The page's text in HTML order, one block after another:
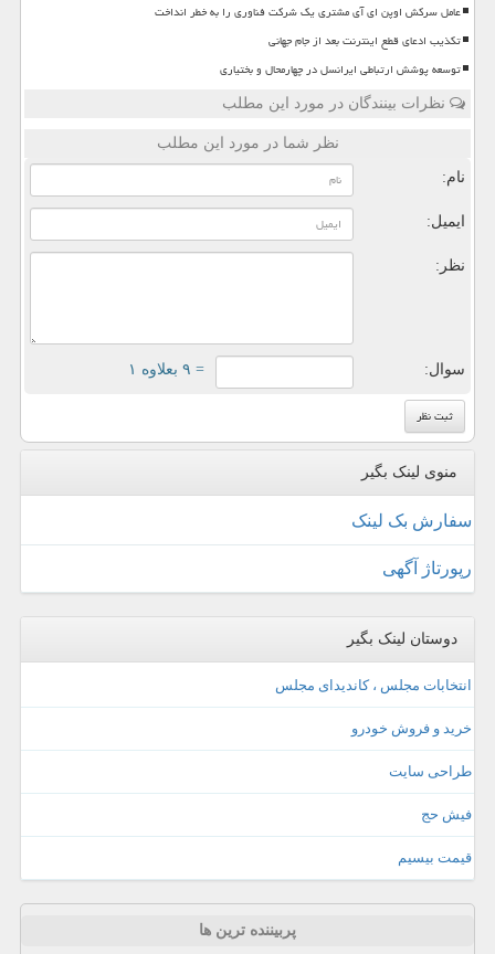
عامل سرکش اوپن ای آی مشتری یک شرکت فناوری را به خطر انداخت
تکذیب ادعای قطع اینترنت بعد از جام جهانی
توسعه پوشش ارتباطی ایرانسل در چهارمحال و بختیاری
نظرات بینندگان در مورد این مطلب
نظر شما در مورد این مطلب
نام:
ایمیل:
نظر:
سوال: = ۹ بعلاوه ۱
منوی لینک بگیر
سفارش بک لینک
رپورتاژ آگهی
دوستان لینک بگیر
انتخابات مجلس ، کاندیدای مجلس
خرید و فروش خودرو
طراحی سایت
فیش حج
قیمت بیسیم
پربیننده ترین ها